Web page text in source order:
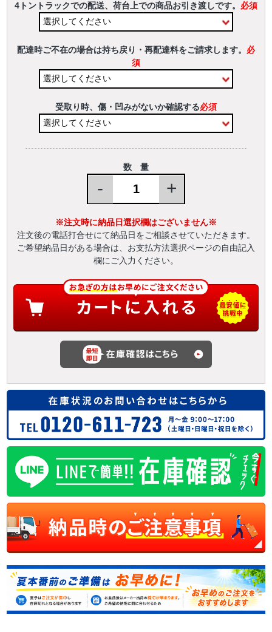
4トントラックでの配送、荷台上での商品お引き渡しです。 必須
配達時ご不在の場合は持ち戻り・再配達料をご請求します。 必
須
受取り時、傷・凹みがないか確認する必須
数 量
- +
※注文時に納品日選択欄はございません※
注文後の電話打合せにて納品日をご相談させていただきます。
ご希望納品日がある場合は、お支払方法選択ページの自由記入
欄にご入力ください。